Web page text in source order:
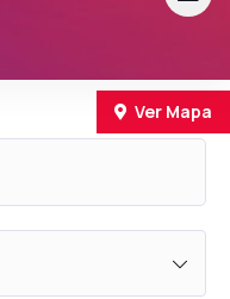
Ver Mapa